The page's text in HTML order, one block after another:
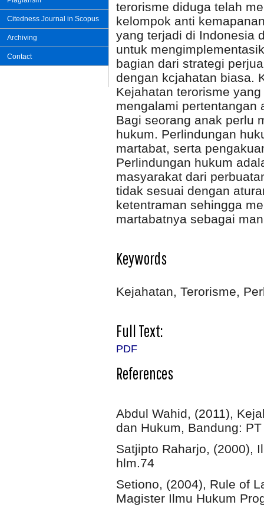
Citedness Journal in Scopus
Archiving
Contact
terorisme diduga telah
kelompok anti
yang terjadi di Indonesia
untuk
bagian dari strategi
dengan kcjahatan biasa.
Kejahatan terorisme
mengalami pertentangan
Bagi seorang anak perlu
hukum. Perlindungan
martabat, serta
Perlindungan hukum
masyarakat dari
tidak sesuai dengan
ketentraman sehingga
martabatnya sebagai
Keywords
Kejahatan, Terorisme,
Full Text:
PDF
References
Abdul Wahid, (2011),
dan Hukum, Bandung:
Satjipto Raharjo, (2000),
hlm.74
Setiono, (2004), Rule of
Magister Ilmu Hukum